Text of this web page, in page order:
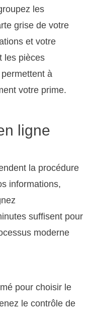
les
grise de votre
et votre
les pièces
à
votre prime.
ligne
la procédure
informations,
suffisent pour
moderne
pour choisir le
le contrôle de